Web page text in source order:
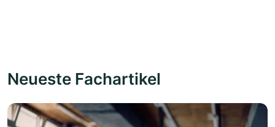
Neueste Fachartikel